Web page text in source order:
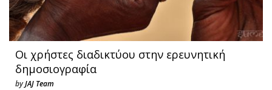
Οι χρήστες διαδικτύου στην ερευνητική
δημοσιογραφία
byJAJ Team